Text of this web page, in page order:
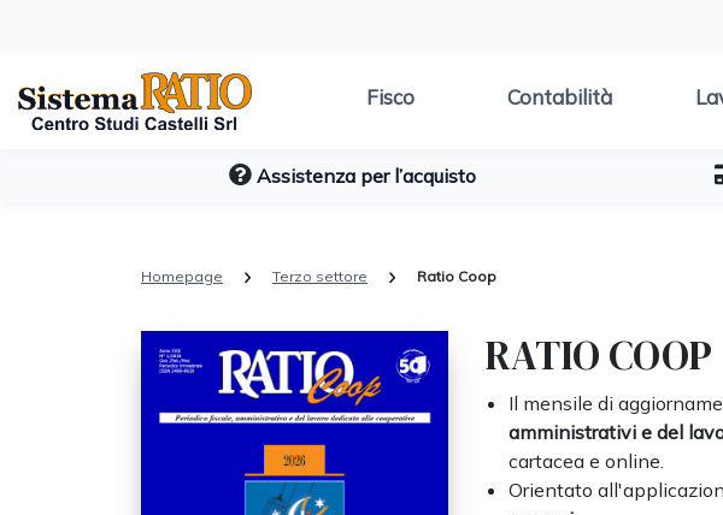
Fisco Contabilità
Assistenza per l’acquisto
Homepage Terzo settore Ratio Coop
RATIO COOP
Il mensile di
amministrativi e del
cartacea e online.
Orientato